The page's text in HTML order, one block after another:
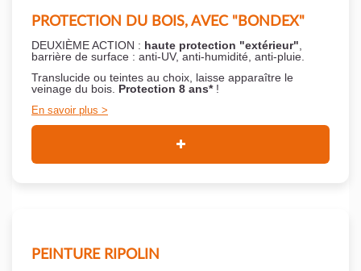
PROTECTION DU BOIS, AVEC "BONDEX"
DEUXIÈME ACTION : haute protection "extérieur"
barrière de surface : anti-UV, anti-humidité, anti-pluie.
Translucide ou teintes au choix, laisse apparaître le
veinage du bois. Protection 8 ans*!
En savoir plus
PEINTURE RIPOLIN